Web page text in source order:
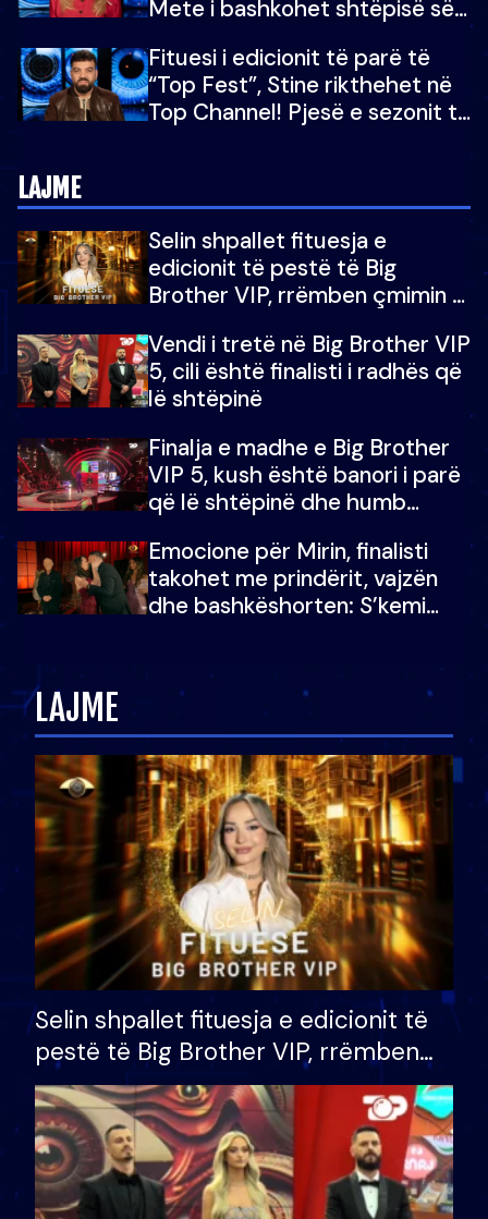
Mete i bashkohet shtëpisë së
për në fund!
Fituesi i edicionit të parë të
“Top Fest”, Stine rikthehet në
Top Channel! Pjesë e sezonit të
LAJME
Selin shpallet fituesja e
edicionit të pestë të Big
Brother VIP, rrëmben çmimin e
Vendi i tretë në Big Brother VIP
5, cili është finalisti i radhës që
lë shtëpinë
Finalja e madhe e Big Brother
VIP 5, kush është banori i parë
që lë shtëpinë dhe humb
çmimin e madh
Emocione për Mirin, finalisti
takohet me prindërit, vajzën
dhe bashkëshorten: S’kemi
LAJME
Selin shpallet fituesja e edicionit të
pestë të Big Brother VIP, rrëmben
çmimin e madh prej 100 mijë eurosh